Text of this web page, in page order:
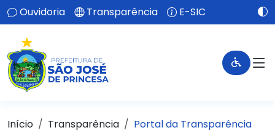
Ouvidoria Transparência E-SIC
Início Transparência Portal da Transparência